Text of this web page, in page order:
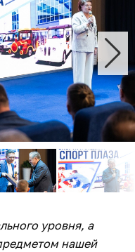
уровня, а
нашей